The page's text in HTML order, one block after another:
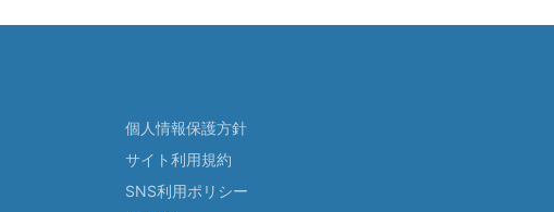
個人情報保護方針
サイト利用規約
SNS利用ポリシー